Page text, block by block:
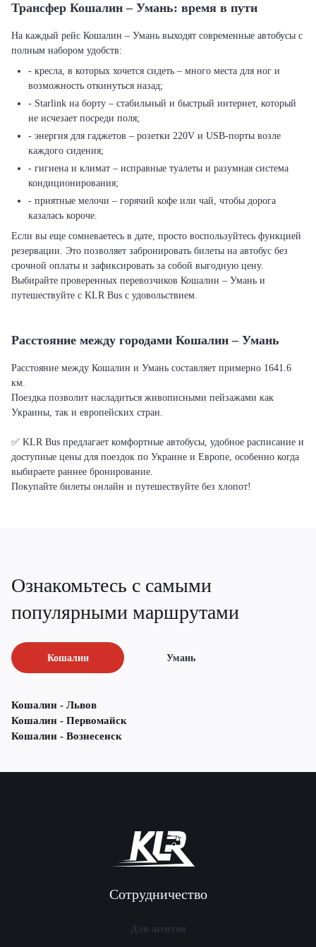
Трансфер Кошалин – Умань: время в пути
На каждый рейс Кошалин – Умань выходят современные автобусы с
полным набором удобств:
- кресла, в которых хочется сидеть – много места для ног и
возможность откинуться назад;
- Starlink на борту – стабильный и быстрый интернет, который
не исчезает посреди поля;
- энергия для гаджетов – розетки 220V и USB-порты возле
каждого сидения;
- гигиена и климат – исправные туалеты и разумная система
кондиционирования;
- приятные мелочи – горячий кофе или чай, чтобы дорога
казалась короче.
Если вы еще сомневаетесь в дате, просто воспользуйтесь функцией
резервации. Это позволяет забронировать билеты на автобус без
срочной оплаты и зафиксировать за собой выгодную цену.
Выбирайте проверенных перевозчиков Кошалин – Умань и
путешествуйте с KLR Bus с удовольствием.
Расстояние между городами Кошалин – Умань
Расстояние между Кошалин и Умань составляет примерно 1641.6
км.
Поездка позволит насладиться живописными пейзажами как
Украины, так и европейских стран.
✅ KLR Bus предлагает комфортные автобусы, удобное расписание и
доступные цены для поездок по Украине и Европе, особенно когда
выбираете раннее бронирование.
Покупайте билеты онлайн и путешествуйте без хлопот!
Ознакомьтесь с самыми
популярными маршрутами
Кошалин Умань
Кошалин - Львов
Кошалин - Первомайск
Кошалин - Вознесенск
Сотрудничество
Для агентов